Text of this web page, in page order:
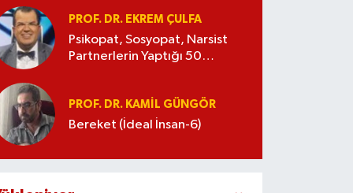
PROF. DR. EKREM ÇULFA
Psikopat, Sosyopat, Narsist
Partnerlerin Yaptığı 50
PROF. DR. KAMIL GÜNGÖR
Bereket (İdeal İnsan-6)